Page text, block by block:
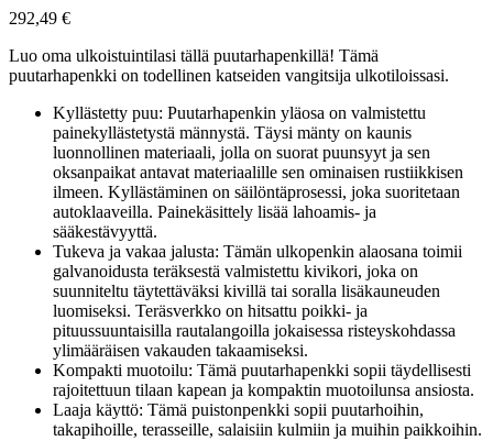
292,49 €
Luo oma ulkoistuintilasi tällä puutarhapenkillä! Tämä
puutarhapenkki on todellinen katseiden vangitsija ulkotiloissasi.
Kyllästetty puu: Puutarhapenkin yläosa on valmistettu
painekyllästetystä männystä. Täysi mänty on kaunis
luonnollinen materiaali, jolla on suorat puunsyyt ja sen
oksanpaikat antavat materiaalille sen ominaisen rustiikkisen
ilmeen. Kyllästäminen on säilöntäprosessi, joka suoritetaan
autoklaaveilla. Painekäsittely lisää lahoamis- ja
sääkestävyyttä.
Tukeva ja vakaa jalusta: Tämän ulkopenkin alaosana toimii
galvanoidusta teräksestä valmistettu kivikori, joka on
suunniteltu täytettäväksi kivillä tai soralla lisäkauneuden
luomiseksi. Teräsverkko on hitsattu poikki- ja
pituussuuntaisilla rautalangoilla jokaisessa risteyskohdassa
ylimääräisen vakauden takaamiseksi.
Kompakti muotoilu: Tämä puutarhapenkki sopii täydellisesti
rajoitettuun tilaan kapean ja kompaktin muotoilunsa ansiosta.
Laaja käyttö: Tämä puistonpenkki sopii puutarhoihin,
takapihoille, terasseille, salaisiin kulmiin ja muihin paikkoihin.